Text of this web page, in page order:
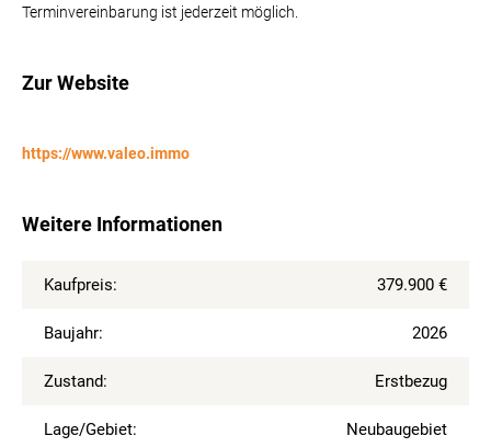
Terminvereinbarung ist jederzeit möglich.
Zur Website
https://www.valeo.immo
Weitere Informationen
Kaufpreis: 379.900 €
Baujahr: 2026
Zustand: Erstbezug
Lage/Gebiet: Neubaugebiet